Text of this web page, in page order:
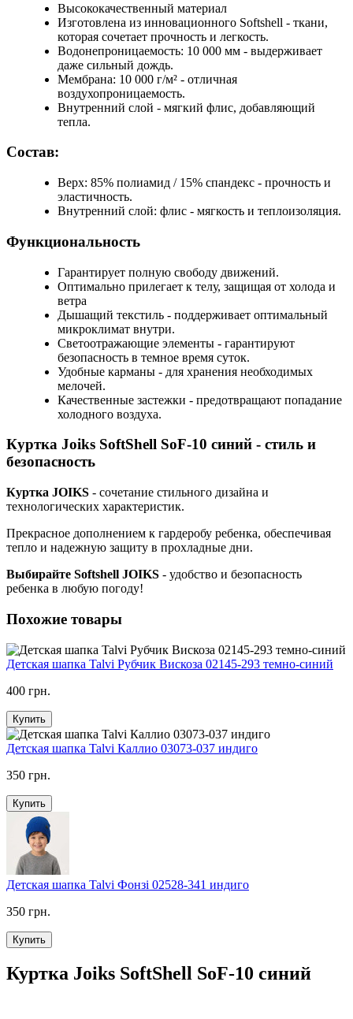
Высококачественный материал
Изготовлена из инновационного Softshell - ткани,
которая сочетает прочность и легкость.
Водонепроницаемость: 10 000 мм - выдерживает
даже сильный дождь.
Мембрана: 10 000 г/м² - отличная
воздухопроницаемость.
Внутренний слой - мягкий флис, добавляющий
тепла.
Состав:
Верх: 85% полиамид / 15% спандекс - прочность и
эластичность.
Внутренний слой: флис - мягкость и теплоизоляция.
Функциональность
Гарантирует полную свободу движений.
Оптимально прилегает к телу, защищая от холода и
ветра
Дышащий текстиль - поддерживает оптимальный
микроклимат внутри.
Светоотражающие элементы - гарантируют
безопасность в темное время суток.
Удобные карманы - для хранения необходимых
мелочей.
Качественные застежки - предотвращают попадание
холодного воздуха.
Куртка Joiks SoftShell SoF-10 синий - стиль и
безопасность
Куртка JOIKS - сочетание стильного дизайна и
технологических характеристик.
Прекрасное дополнением к гардеробу ребенка, обеспечивая
тепло и надежную защиту в прохладные дни.
Выбирайте Softshell JOIKS - удобство и безопасность
ребенка в любую погоду!
Похожие товары
Детская шапка Talvi Рубчик Вискоза 02145-293 темно-синий
400 грн.
Купить
Детская шапка Talvi Каллио 03073-037 индиго
350 грн.
Купить
Детская шапка Talvi Фонзі 02528-341 индиго
350 грн.
Купить
Куртка Joiks SoftShell SoF-10 синий